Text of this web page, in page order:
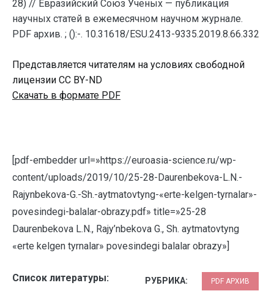
28) // Евразийский Союз Ученых — публикация
научных статей в ежемесячном научном журнале.
PDF архив. ; ():-. 10.31618/ESU.2413-9335.2019.8.66.332
Представляется читателям на условиях свободной
лицензии CC BY-ND
Скачать в формате PDF
[pdf-embedder url=»https://euroasia-science.ru/wp-
content/uploads/2019/10/25-28-Daurenbekova-L.N.-
Rajynbekova-G.-Sh.-aytmatovtyng-«erte-kelgen-tyrnalar»-
povesindegi-balalar-obrazy.pdf» title=»25-28
Daurenbekova L.N., Rajy’nbekova G., Sh. aytmatovtyng
«erte kelgen tyrnalar» povesindegi balalar obrazy»]
Список литературы: РУБРИКА: PDF АРХИВ